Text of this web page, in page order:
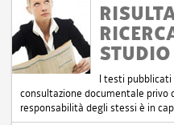
STUDIO
I testi
consultazione documentale privo
responsabilità degli stessi è in